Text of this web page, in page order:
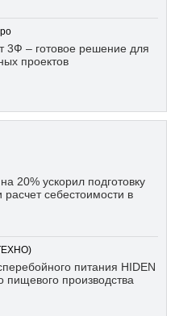
3Ф – готовое решение для
проектов
20% ускорил подготовку
расчет себестоимости в
питания HIDEN
пищевого производства